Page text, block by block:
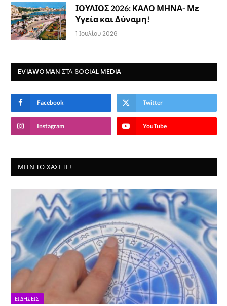
ΙΟΥΛΙΟΣ 2026: ΚΑΛΟ ΜΗΝΑ- Με
Υγεία και Δύναμη!
1 Ιουλίου 2026
EVIAWOMAN ΣΤΑ SOCIAL MEDIA
Facebook Twitter
Instagram YouTube
ΜΗΝ ΤΟ ΧΆΣΕΤΕ!
ΕΙΔΉΣΕΙΣ